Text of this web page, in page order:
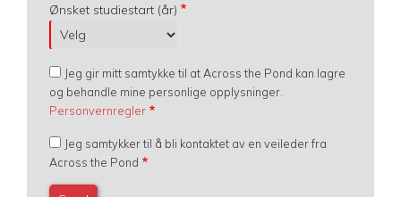
Ønsket studiestart (år)
Jeg gir mitt samtykke til at Across the Pond kan lagre
og behandle mine personlige opplysninger.
Personvernregler
Jeg samtykker til å bli kontaktet av en veileder fra
Across the Pond